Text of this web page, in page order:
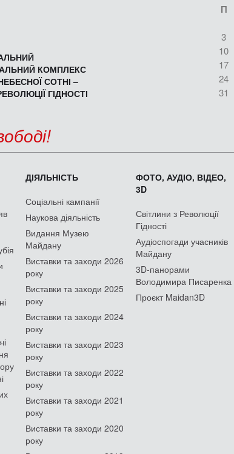
КОМПЛЕКС
СОТНІ –
ГІДНОСТІ
П
3
10
17
24
31
ДІЯЛЬНІСТЬ
Соціальні кампанії
Наукова діяльність
Видання Музею
Майдану
Виставки та заходи 2026
року
Виставки та заходи 2025
року
Виставки та заходи 2024
року
Виставки та заходи 2023
року
Виставки та заходи 2022
року
Виставки та заходи 2021
року
Виставки та заходи 2020
року
ФОТО, АУДІО, ВІДЕО,
3D
Світлини з Революції
Гідності
Аудіоспогади учасників
Майдану
3D-панорами
Володимира Писаренка
Проєкт Maidan3D